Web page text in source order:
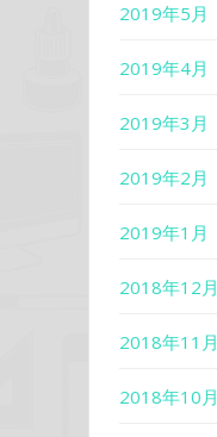
2019年5月
2019年4月
2019年3月
2019年2月
2019年1月
2018年12月
2018年11月
2018年10月